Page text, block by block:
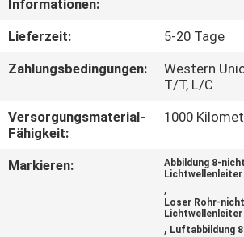
IN
VERBINDUNG
FÄLLE
Informationen:
Lieferzeit:
5-20 Tage
Zahlungsbedingungen:
Western
T/T, L/C
Versorgungsmaterial-
Fähigkeit:
1000
Markieren:
Abbildung 8-
Lichtwellenleiter
,
Loser Rohr-
Lichtwellenleiter
, Luftabbildung